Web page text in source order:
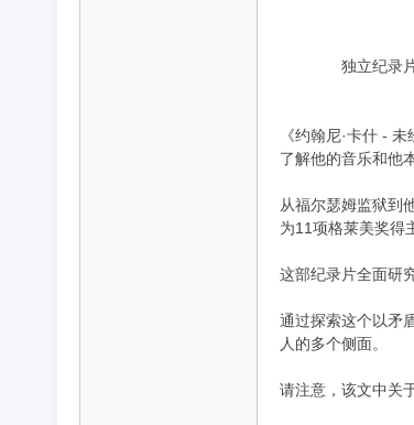
独立纪录
《约翰尼·卡什 -
了解他的音乐和他
从福尔瑟姆监狱到
为11项格莱美奖得
这部纪录片全面研
通过探索这个以矛
人的多个侧面。
请注意，该文中关